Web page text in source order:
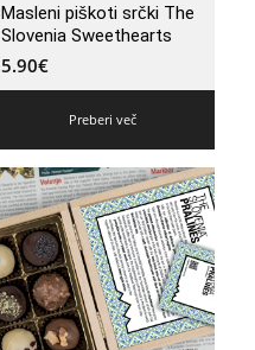
Masleni piškoti srčki The
Slovenia Sweethearts
5.90€
Preberi več